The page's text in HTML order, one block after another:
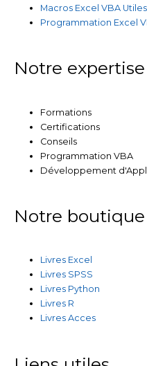
Macros Excel VBA Utiles
Programmation Excel
Notre expertise
Formations
Certifications
Conseils
Programmation VBA
Développement
Notre boutique
Livres Excel
Livres SPSS
Livres Python
Livres R
Livres Acces